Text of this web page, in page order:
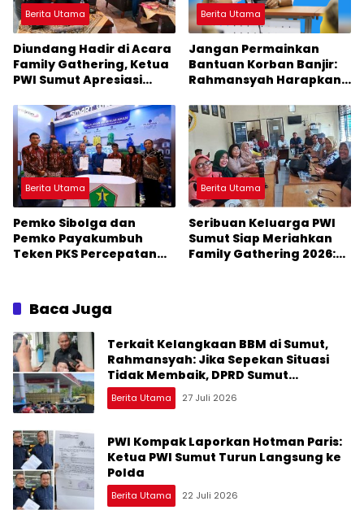
Berita Utama
Diundang Hadir di Acara
Family Gathering, Ketua
PWI Sumut Apresiasi
Belawan
Berita Utama
Jangan Permainkan
Bantuan Korban Banjir:
Rahmansyah Harapkan
Masinton
Berita Utama
Pemko Sibolga dan
Pemko Payakumbuh
Teken PKS Percepatan
Berita Utama
Seribuan Keluarga PWI
Sumut Siap Meriahkan
Family Gathering 2026:
Baca Juga
Terkait Kelangkaan BBM di Sumut,
Rahmansyah: Jika Sepekan Situasi
Tidak Membaik, DPRD Sumut
Keluarkan Rekomendasi
Berita Utama 27 Juli 2026
PWI Kompak Laporkan Hotman Paris:
Ketua PWI Sumut Turun Langsung ke
Polda
Berita Utama 22 Juli 2026